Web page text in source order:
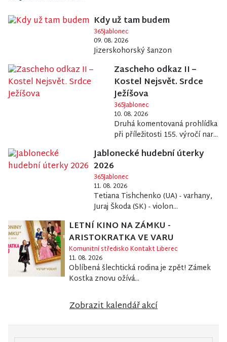
Kdy už tam budem
365Jablonec
09. 08. 2026
Jizerskohorský šanzon
Zascheho odkaz II –
Kostel Nejsvět. Srdce
Ježíšova
365Jablonec
10. 08. 2026
Druhá komentovaná prohlídka
při příležitosti 155. výročí nar...
Jablonecké hudební úterky
2026
365Jablonec
11. 08. 2026
Tetiana Tishchenko (UA) - varhany,
Juraj Škoda (SK) - violon...
LETNÍ KINO NA ZÁMKU -
ARISTOKRATKA VE VARU
Komunitní středisko Kontakt Liberec
11. 08. 2026
Oblíbená šlechtická rodina je zpět! Zámek
Kostka znovu ožívá...
Zobrazit kalendář akcí